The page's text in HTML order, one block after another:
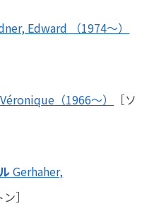
Edward （1974～）
（1966〜）
［ソ
Gerhaher,
］